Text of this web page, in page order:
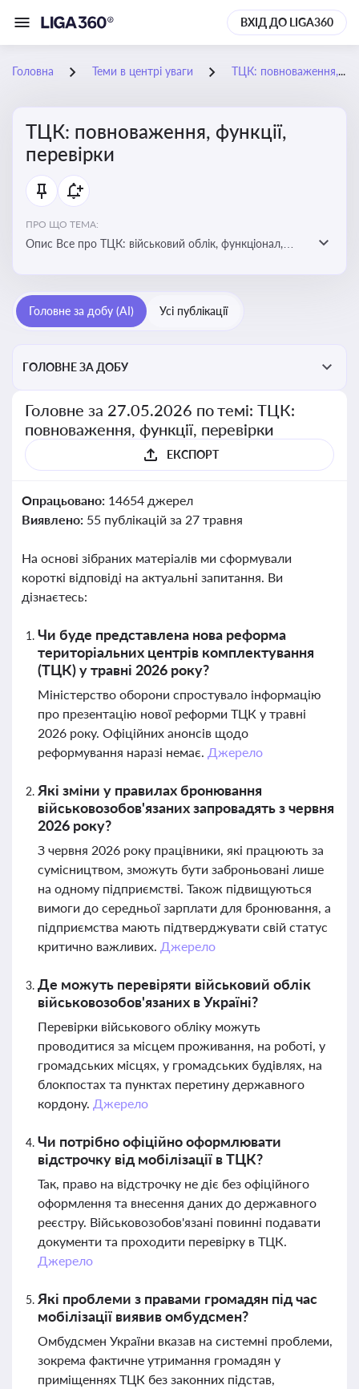
ВХІД ДО LIGA360
Головна Теми в центрі уваги ТЦК: повноваження, функції, перевірки
ТЦК: повноваження, функції,
перевірки
ПРО ЩО ТЕМА:
Опис Все про ТЦК: військовий облік, функціонал,
Головне за добу (AI) Усі публікації
ГОЛОВНЕ ЗА ДОБУ
Головне за 27.05.2026 по темі: ТЦК:
повноваження, функції, перевірки
ЕКСПОРТ
Опрацьовано: 14654 джерел
Виявлено: 55 публікацій за 27 травня
На основі зібраних матеріалів ми сформували
короткі відповіді на актуальні запитання. Ви
дізнаєтесь:
Чи буде представлена нова реформа
територіальних центрів комплектування
(ТЦК) у травні 2026 року?
Міністерство оборони спростувало інформацію
про презентацію нової реформи ТЦК у травні
2026 року. Офіційних анонсів щодо
реформування наразі немає. Джерело
Які зміни у правилах бронювання
військовозобов'язаних запровадять з червня
2026 року?
З червня 2026 року працівники, які працюють за
сумісництвом, зможуть бути заброньовані лише
на одному підприємстві. Також підвищуються
вимоги до середньої зарплати для бронювання, а
підприємства мають підтверджувати свій статус
критично важливих. Джерело
Де можуть перевіряти військовий облік
військовозобов'язаних в Україні?
Перевірки військового обліку можуть
проводитися за місцем проживання, на роботі, у
громадських місцях, у громадських будівлях, на
блокпостах та пунктах перетину державного
кордону. Джерело
Чи потрібно офіційно оформлювати
відстрочку від мобілізації в ТЦК?
Так, право на відстрочку не діє без офіційного
оформлення та внесення даних до державного
реєстру. Військовозобов'язані повинні подавати
документи та проходити перевірку в ТЦК.
Джерело
Які проблеми з правами громадян під час
мобілізації виявив омбудсмен?
Омбудсмен України вказав на системні проблеми,
зокрема фактичне утримання громадян у
приміщеннях ТЦК без законних підстав,